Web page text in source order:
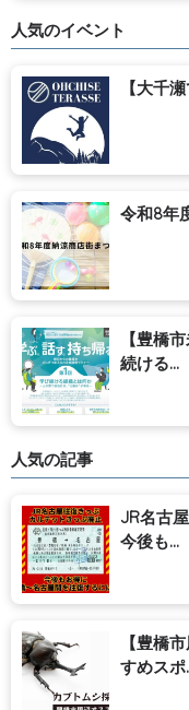
人気のイベント
【大千
令和8年
【豊橋
続ける...
人気の記事
JR名古
今後も...
【豊橋
すめスポ